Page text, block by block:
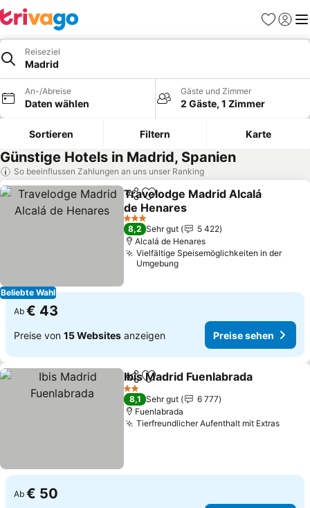
Favoriten
Reiseziel
Madrid
An-/Abreise
Daten wählen
Gäste und Zimmer
2 Gäste, 1 Zimmer
Sortieren Filtern Karte
Günstige Hotels in Madrid, Spanien
So beeinflussen Zahlungen an uns unser Ranking
Beliebte Wahl
TeilenZu Favoriten hinzufügen
Travelodge Madrid Alcalá
de Henares
Preise sehen
3 Sterne
8,2 Sehr gut
5 422
Alcalá de Henares
Vielfältige Speisemöglichkeiten in der
Umgebung
Ab € 43
Preise von 15 Websites anzeigen Preise sehen
TeilenZu Favoriten hinzufügen
Ibis Madrid Fuenlabrada
2 Sterne
8,1 Sehr gut
6 777
Fuenlabrada
Tierfreundlicher Aufenthalt mit Extras
Ab € 50